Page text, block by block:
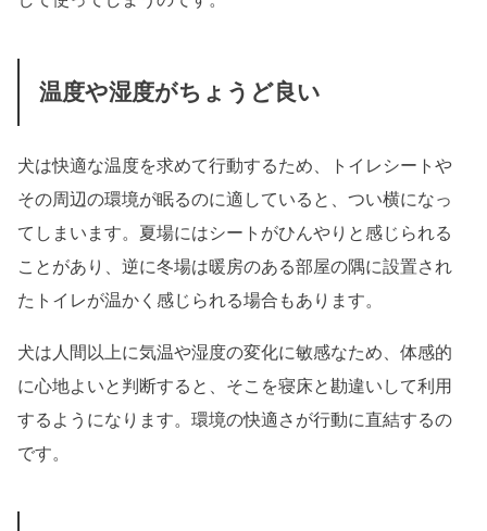
温度や湿度がちょうど良い
犬は快適な温度を求めて行動するため、トイレシートや
その周辺の環境が眠るのに適していると、つい横になっ
てしまいます。夏場にはシートがひんやりと感じられる
ことがあり、逆に冬場は暖房のある部屋の隅に設置され
たトイレが温かく感じられる場合もあります。
犬は人間以上に気温や湿度の変化に敏感なため、体感的
に心地よいと判断すると、そこを寝床と勘違いして利用
するようになります。環境の快適さが行動に直結するの
です。